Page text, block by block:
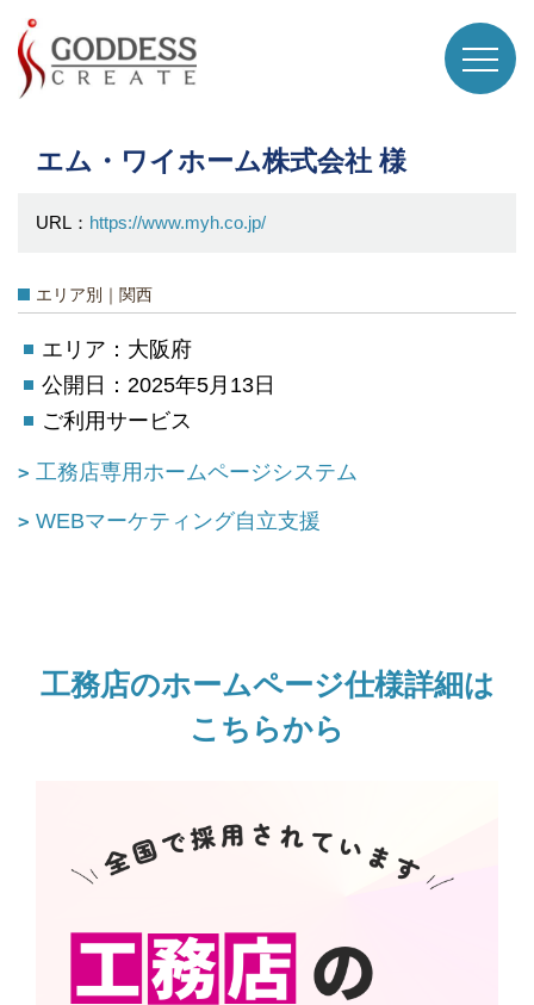
エム・ワイホーム株式会社 様
URL： https://www.myh.co.jp/
エリア別｜関西
エリア：大阪府
公開日：2025年5月13日
ご利用サービス
工務店専用ホームページシステム
WEBマーケティング自立支援
工務店のホームページ仕様詳細は
こちらから